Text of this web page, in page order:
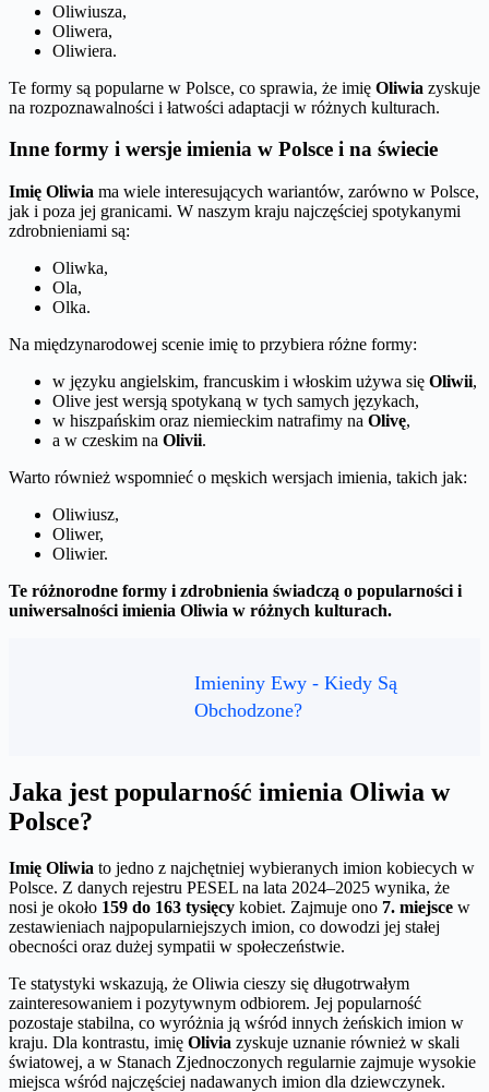
Oliwiusza,
Oliwera,
Oliwiera.
Te formy są popularne w Polsce, co sprawia, że imię Oliwia zyskuje
na rozpoznawalności i łatwości adaptacji w różnych kulturach.
Inne formy i wersje imienia w Polsce i na świecie
Imię Oliwia ma wiele interesujących wariantów, zarówno w Polsce,
jak i poza jej granicami. W naszym kraju najczęściej spotykanymi
zdrobnieniami są:
Oliwka,
Ola,
Olka.
Na międzynarodowej scenie imię to przybiera różne formy:
w języku angielskim, francuskim i włoskim używa się Oliwii,
Olive jest wersją spotykaną w tych samych językach,
w hiszpańskim oraz niemieckim natrafimy na Olivę,
a w czeskim na Olivii.
Warto również wspomnieć o męskich wersjach imienia, takich jak:
Oliwiusz,
Oliwer,
Oliwier.
Te różnorodne formy i zdrobnienia świadczą o popularności i
uniwersalności imienia Oliwia w różnych kulturach.
Imieniny Ewy - Kiedy Są
Obchodzone?
Jaka jest popularność imienia Oliwia w
Polsce?
Imię Oliwia to jedno z najchętniej wybieranych imion kobiecych w
Polsce. Z danych rejestru PESEL na lata 2024–2025 wynika, że
nosi je około 159 do 163 tysięcy kobiet. Zajmuje ono 7. miejsce w
zestawieniach najpopularniejszych imion, co dowodzi jej stałej
obecności oraz dużej sympatii w społeczeństwie.
Te statystyki wskazują, że Oliwia cieszy się długotrwałym
zainteresowaniem i pozytywnym odbiorem. Jej popularność
pozostaje stabilna, co wyróżnia ją wśród innych żeńskich imion w
kraju. Dla kontrastu, imię Olivia zyskuje uznanie również w skali
światowej, a w Stanach Zjednoczonych regularnie zajmuje wysokie
miejsca wśród najczęściej nadawanych imion dla dziewczynek.